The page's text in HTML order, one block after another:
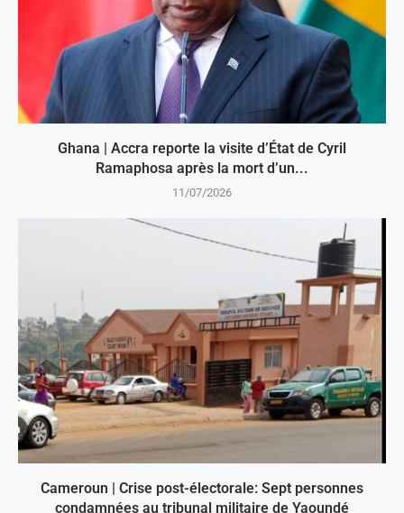
Ghana | Accra reporte la visite d’État de Cyril
Ramaphosa après la mort d’un...
11/07/2026
Cameroun | Crise post-électorale: Sept personnes
condamnées au tribunal militaire de Yaoundé